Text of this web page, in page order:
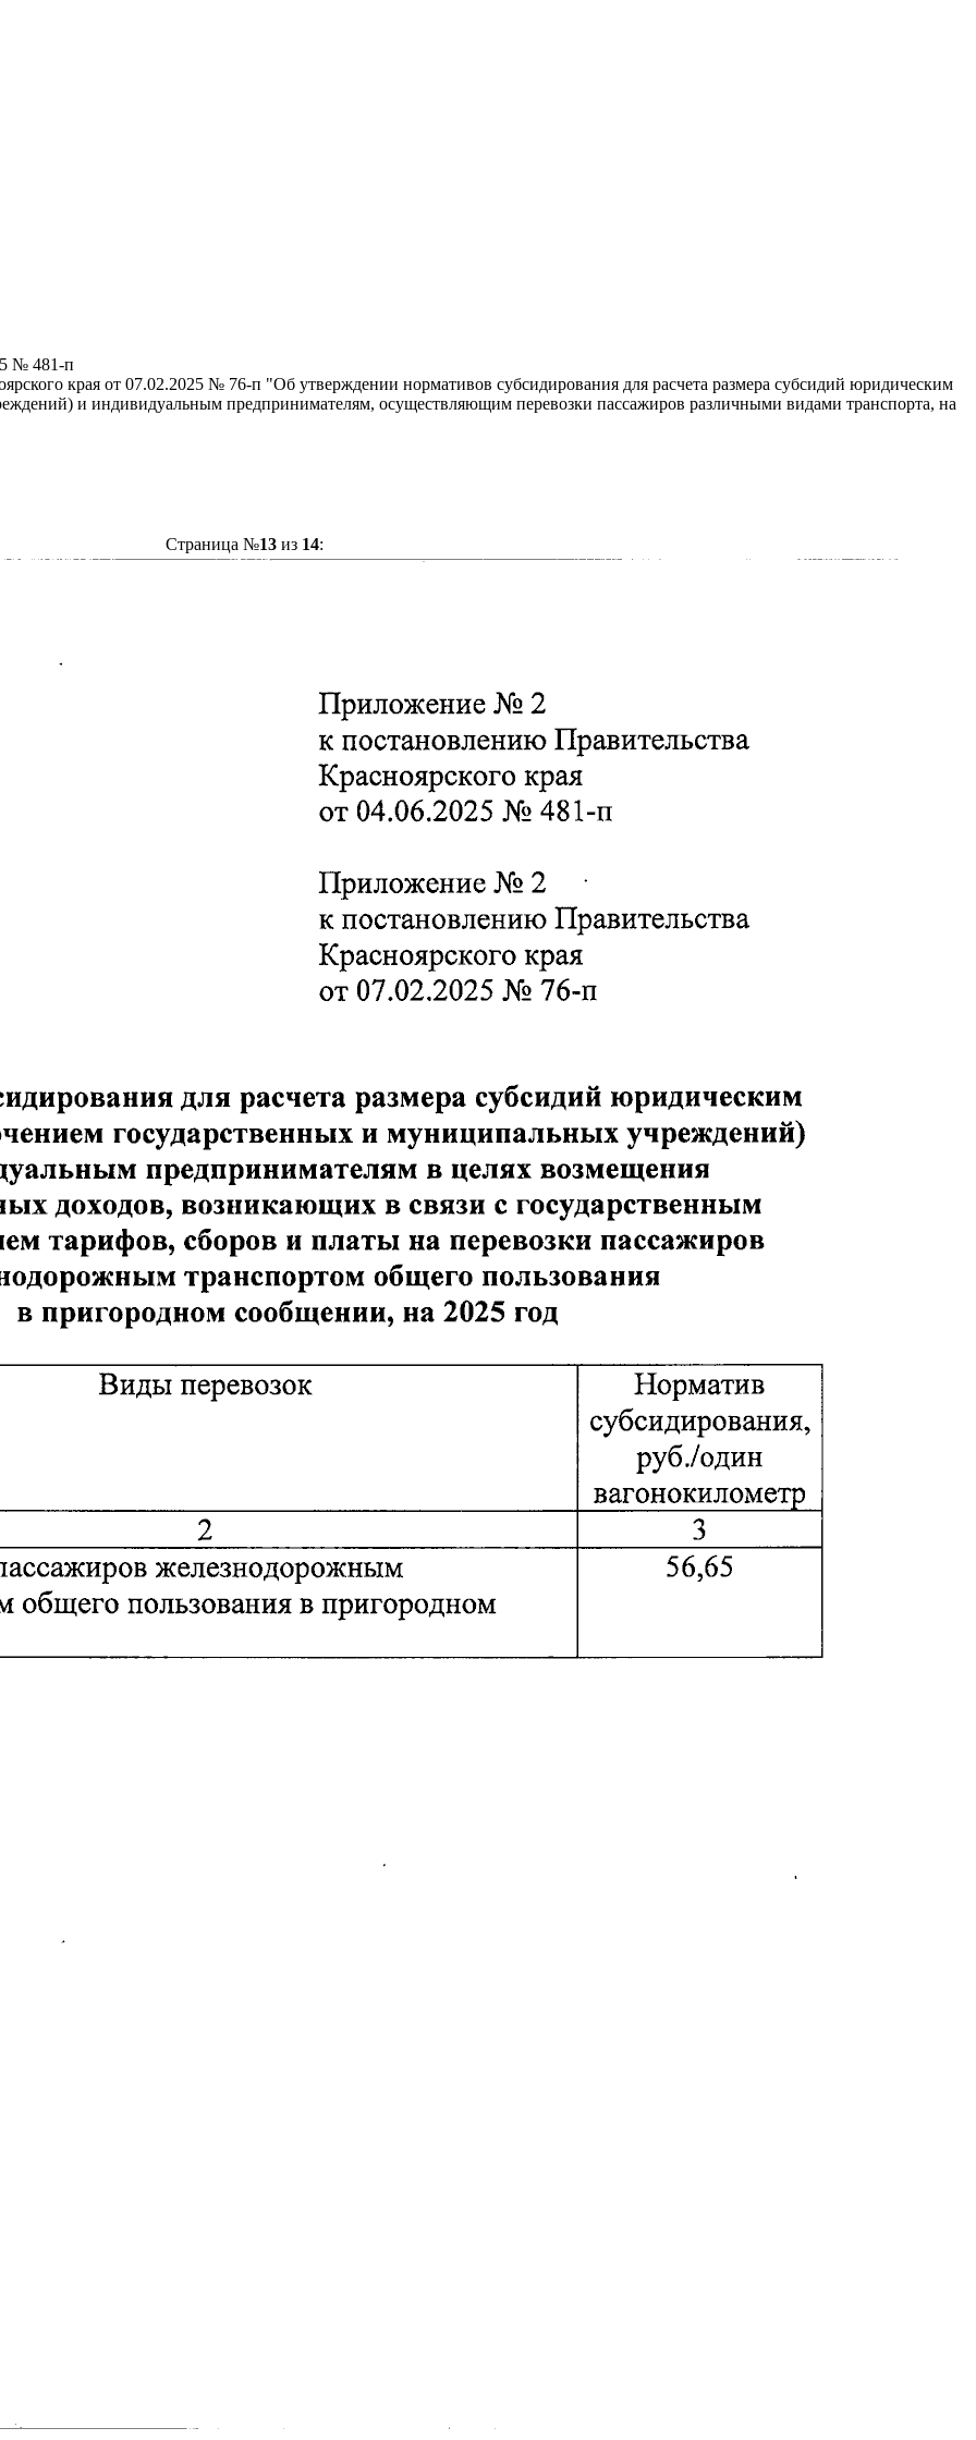
№ 481-п
края от 07.02.2025 № 76-п "Об утверждении нормативов субсидирования для расчета размера субсидий юридическим
и индивидуальным предпринимателям, осуществляющим перевозки пассажиров различными видами транспорта, на
Страница №13из 14: